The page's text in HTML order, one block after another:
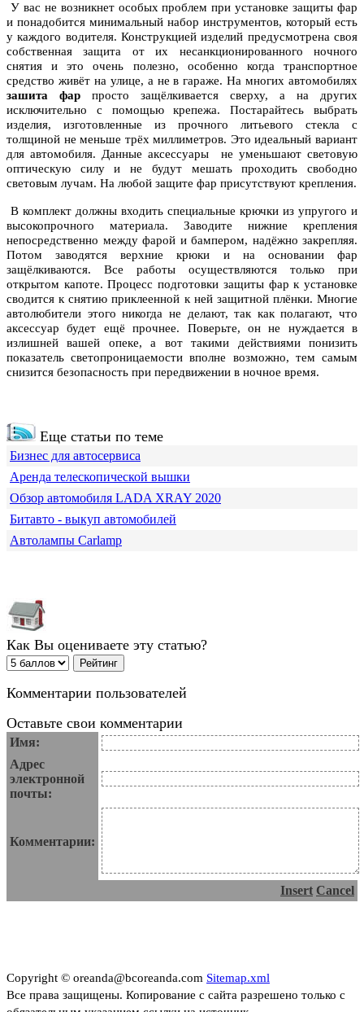
У вас не возникнет особых проблем при установке защиты фар
и понадобится минимальный набор инструментов, который есть
у каждого водителя. Конструкцией изделий предусмотрена своя
собственная защита от их несанкционированного ночного
снятия и это очень полезно, особенно когда транспортное
средство живёт на улице, а не в гараже. На многих автомобилях
зашита фар просто защёлкивается сверху, а на других
исключительно с помощью крепежа. Постарайтесь выбрать
изделия, изготовленные из прочного литьевого стекла с
толщиной не меньше трёх миллиметров. Это идеальный вариант
для автомобиля. Данные аксессуары не уменьшают световую
оптическую силу и не будут мешать проходить свободно
световым лучам. На любой защите фар присутствуют крепления.
В комплект должны входить специальные крючки из упругого и
высокопрочного материала. Заводите нижние крепления
непосредственно между фарой и бампером, надёжно закрепляя.
Потом заводятся верхние крюки и на основании фар
защёлкиваются. Все работы осуществляются только при
открытом капоте. Процесс подготовки защиты фар к установке
сводится к снятию приклеенной к ней защитной плёнки. Многие
автолюбители этого никогда не делают, так как полагают, что
аксессуар будет ещё прочнее. Поверьте, он не нуждается в
излишней вашей опеке, а вот такими действиями понизить
показатель светопроницаемости вполне возможно, тем самым
снизится безопасность при передвижении в ночное время.
Еще статьи по теме
Бизнес для автосервиса
Аренда телескопической вышки
Обзор автомобиля LADA XRAY 2020
Битавто - выкуп автомобилей
Автолампы Carlamp
Как Вы оцениваете эту статью?
Комментарии пользователей
Оставьте свои комментарии
Имя:
Адрес
электронной
почты:
Комментарии:
Insert Cancel
Copyright © oreanda@bcoreanda.com Sitemap.xml
Все права защищены. Копирование с сайта разрешено только с